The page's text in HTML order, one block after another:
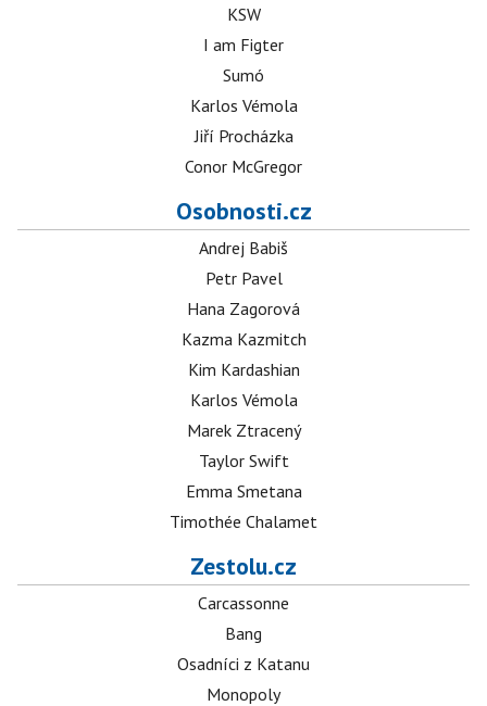
KSW
I am Figter
Sumó
Karlos Vémola
Jiří Procházka
Conor McGregor
Osobnosti.cz
Andrej Babiš
Petr Pavel
Hana Zagorová
Kazma Kazmitch
Kim Kardashian
Karlos Vémola
Marek Ztracený
Taylor Swift
Emma Smetana
Timothée Chalamet
Zestolu.cz
Carcassonne
Bang
Osadníci z Katanu
Monopoly